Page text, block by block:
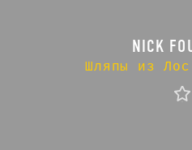
NICK
Шляпы из